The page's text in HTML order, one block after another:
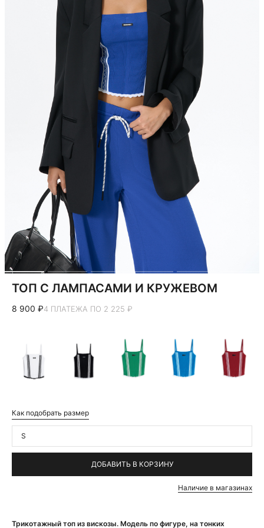
Трикотажный топ из вискозы. Модель по фигуре, на тонких
ТОП С ЛАМПАСАМИ И КРУЖЕВОМ
8 900 ₽4 ПЛАТЕЖА ПО 2 225 ₽
Как подобрать размер
S
ДОБАВИТЬ В КОРЗИНУ
Наличие в магазинах